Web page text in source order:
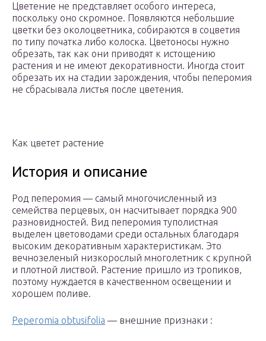
Цветение не представляет особого интереса,
поскольку оно скромное. Появляются небольшие
цветки без околоцветника, собираются в соцветия
по типу початка либо колоска. Цветоносы нужно
обрезать, так как они приводят к истощению
растения и не имеют декоративности. Иногда стоит
обрезать их на стадии зарождения, чтобы пеперомия
не сбрасывала листья после цветения.
Как цветет растение
История и описание
Род пеперомия — самый многочисленный из
семейства перцевых, он насчитывает порядка 900
разновидностей. Вид пеперомия туполистная
выделен цветоводами среди остальных благодаря
высоким декоративным характеристикам. Это
вечнозеленый низкорослый многолетник с крупной
и плотной листвой. Растение пришло из тропиков,
поэтому нуждается в качественном освещении и
хорошем поливе.
Peperomia obtusifolia — внешние признаки :